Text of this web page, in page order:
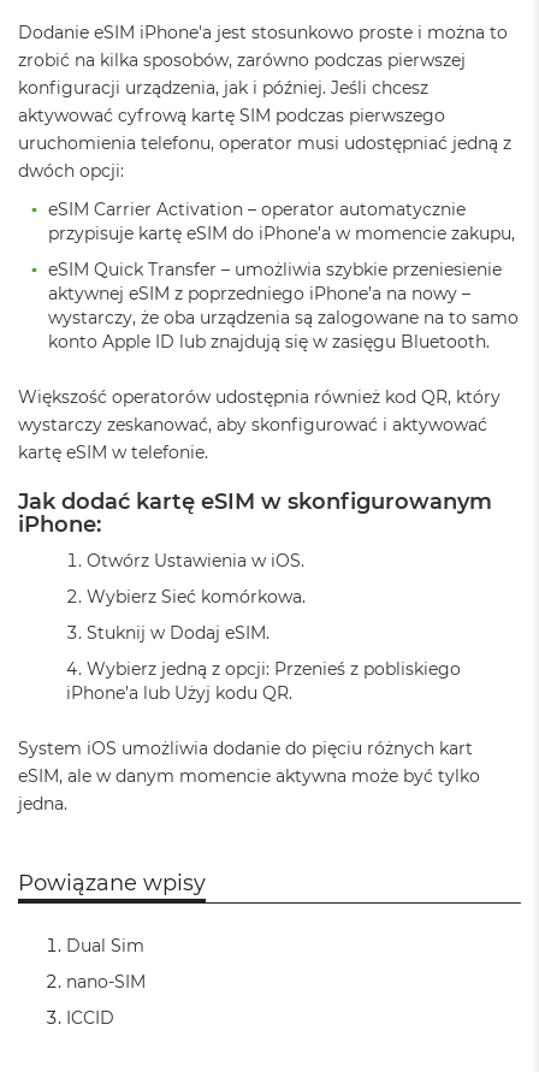
k
N
e
S
r
e
r
n
W
e
d
u
g
p
o
e
m
o
c
y
s
M
o
k
e
o
5
Dodanie eSIM iPhone'a jest stosunkowo proste i można to
zrobić na kilka sposobów, zarówno podczas pierwszej
konfiguracji urządzenia, jak i później. Jeśli chcesz
aktywować cyfrową kartę SIM podczas pierwszego
uruchomienia telefonu, operator musi udostępniać jedną z
dwóch opcji:
eSIM Carrier Activation – operator automatycznie
przypisuje kartę eSIM do iPhone’a w momencie zakupu,
eSIM Quick Transfer – umożliwia szybkie przeniesienie
aktywnej eSIM z poprzedniego iPhone’a na nowy –
wystarczy, że oba urządzenia są zalogowane na to samo
konto Apple ID lub znajdują się w zasięgu Bluetooth.
Większość operatorów udostępnia również kod QR, który
wystarczy zeskanować, aby skonfigurować i aktywować
kartę eSIM w telefonie.
Jak dodać kartę eSIM w skonfigurowanym
iPhone:
Otwórz Ustawienia w iOS.
Wybierz Sieć komórkowa.
Stuknij w Dodaj eSIM.
Wybierz jedną z opcji: Przenieś z pobliskiego
iPhone’a lub Użyj kodu QR.
System iOS umożliwia dodanie do pięciu różnych kart
eSIM, ale w danym momencie aktywna może być tylko
jedna.
Powiązane wpisy
Dual Sim
nano-SIM
ICCID